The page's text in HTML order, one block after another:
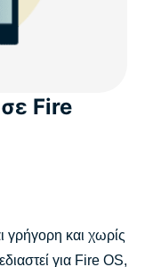
Fire
γρήγορη και χωρίς
για Fire OS,